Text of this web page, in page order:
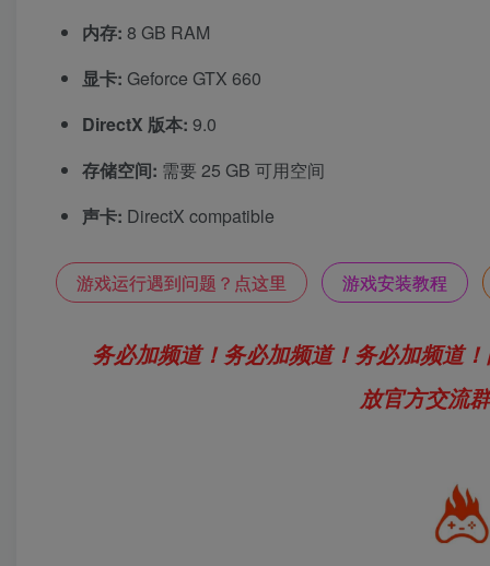
内存: 8 GB RAM
显卡: Geforce GTX 660
DirectX 版本: 9.0
存储空间: 需要 25 GB 可用空间
声卡: DirectX compatible
游戏运行遇到问题？点这里 游戏安装教程
务必加频道！务必加频道！务必加频道
放官方交流